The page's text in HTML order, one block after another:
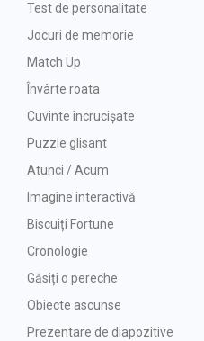
Test de personalitate
Jocuri de memorie
Match Up
Învârte roata
Cuvinte încrucișate
Puzzle glisant
Atunci / Acum
Imagine interactivă
Biscuiți Fortune
Cronologie
Găsiți o pereche
Obiecte ascunse
Prezentare de diapozitive